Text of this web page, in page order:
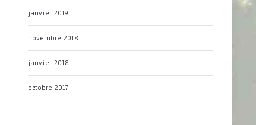
janvier 2019
novembre 2018
janvier 2018
octobre 2017